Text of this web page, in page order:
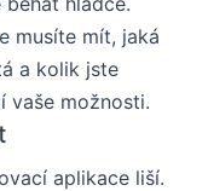
musíte mít, jaká
a kolik jste
vaše možnosti.
aplikace liší.